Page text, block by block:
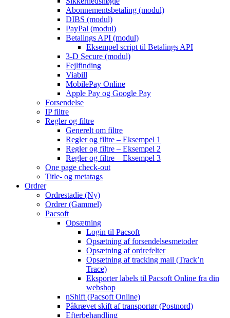
Abonnementsbetaling (modul)
DIBS (modul)
PayPal (modul)
Betalings API (modul)
Eksempel script til Betalings API
3-D Secure (modul)
Fejlfinding
Viabill
MobilePay Online
Apple Pay og Google Pay
Forsendelse
IP filtre
Regler og filtre
Generelt om filtre
Regler og filtre – Eksempel 1
Regler og filtre – Eksempel 2
Regler og filtre – Eksempel 3
One page check-out
Title- og metatags
Ordrer
Ordrestadie (Ny)
Ordrer (Gammel)
Pacsoft
Opsætning
Login til Pacsoft
Opsætning af forsendelsesmetoder
Opsætning af ordrefelter
Opsætning af tracking mail (Track’n
Trace)
Eksporter labels til Pacsoft Online fra din
webshop
nShift (Pacsoft Online)
Påkrævet skift af transportør (Postnord)
Efterbehandling